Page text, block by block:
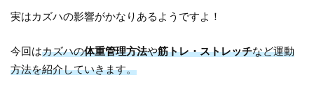
実はカズハの影響がかなりあるようですよ！
今回はカズハの体重管理方法や筋トレ・ストレッチなど運動
方法を紹介していきます。